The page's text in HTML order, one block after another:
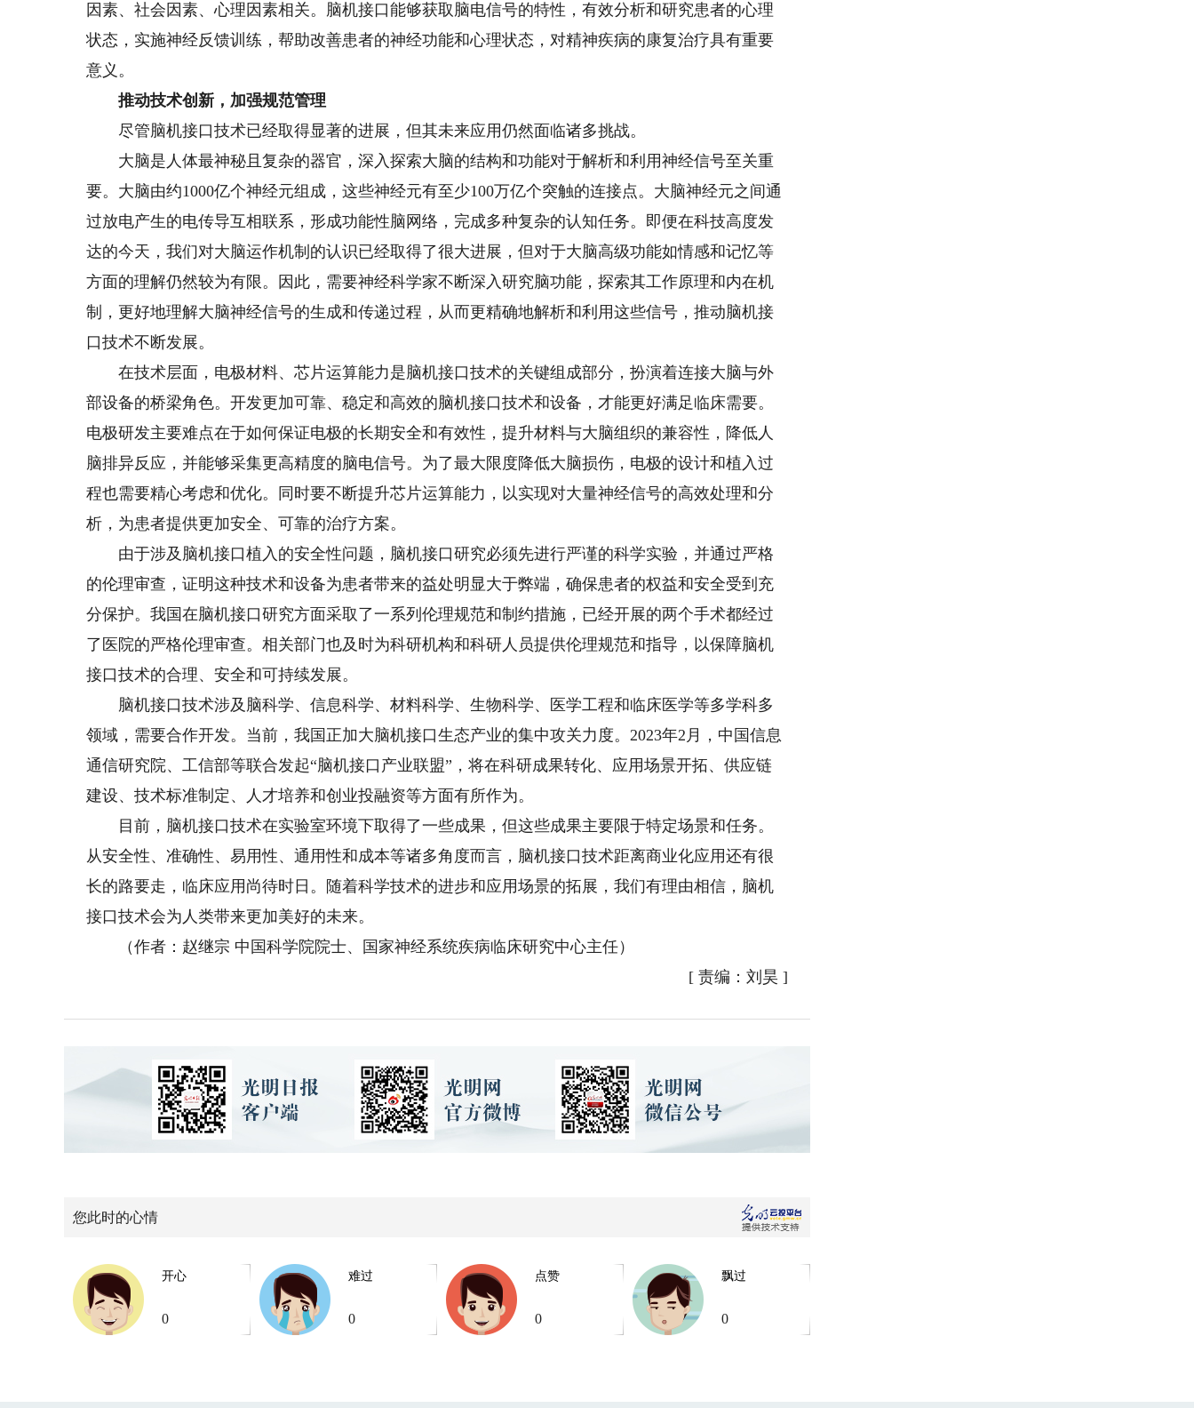
因素、社会因素、心理因素相关。脑机接口能够获取脑电信号的特性，有效分析和研究患者的心理
状态，实施神经反馈训练，帮助改善患者的神经功能和心理状态，对精神疾病的康复治疗具有重要
意义。
推动技术创新，加强规范管理
尽管脑机接口技术已经取得显著的进展，但其未来应用仍然面临诸多挑战。
大脑是人体最神秘且复杂的器官，深入探索大脑的结构和功能对于解析和利用神经信号至关重
要。大脑由约1000亿个神经元组成，这些神经元有至少100万亿个突触的连接点。大脑神经元之间通
过放电产生的电传导互相联系，形成功能性脑网络，完成多种复杂的认知任务。即便在科技高度发
达的今天，我们对大脑运作机制的认识已经取得了很大进展，但对于大脑高级功能如情感和记忆等
方面的理解仍然较为有限。因此，需要神经科学家不断深入研究脑功能，探索其工作原理和内在机
制，更好地理解大脑神经信号的生成和传递过程，从而更精确地解析和利用这些信号，推动脑机接
口技术不断发展。
在技术层面，电极材料、芯片运算能力是脑机接口技术的关键组成部分，扮演着连接大脑与外
部设备的桥梁角色。开发更加可靠、稳定和高效的脑机接口技术和设备，才能更好满足临床需要。
电极研发主要难点在于如何保证电极的长期安全和有效性，提升材料与大脑组织的兼容性，降低人
脑排异反应，并能够采集更高精度的脑电信号。为了最大限度降低大脑损伤，电极的设计和植入过
程也需要精心考虑和优化。同时要不断提升芯片运算能力，以实现对大量神经信号的高效处理和分
析，为患者提供更加安全、可靠的治疗方案。
由于涉及脑机接口植入的安全性问题，脑机接口研究必须先进行严谨的科学实验，并通过严格
的伦理审查，证明这种技术和设备为患者带来的益处明显大于弊端，确保患者的权益和安全受到充
分保护。我国在脑机接口研究方面采取了一系列伦理规范和制约措施，已经开展的两个手术都经过
了医院的严格伦理审查。相关部门也及时为科研机构和科研人员提供伦理规范和指导，以保障脑机
接口技术的合理、安全和可持续发展。
脑机接口技术涉及脑科学、信息科学、材料科学、生物科学、医学工程和临床医学等多学科多
领域，需要合作开发。当前，我国正加大脑机接口生态产业的集中攻关力度。2023年2月，中国信息
通信研究院、工信部等联合发起“脑机接口产业联盟”，将在科研成果转化、应用场景开拓、供应链
建设、技术标准制定、人才培养和创业投融资等方面有所作为。
目前，脑机接口技术在实验室环境下取得了一些成果，但这些成果主要限于特定场景和任务。
从安全性、准确性、易用性、通用性和成本等诸多角度而言，脑机接口技术距离商业化应用还有很
长的路要走，临床应用尚待时日。随着科学技术的进步和应用场景的拓展，我们有理由相信，脑机
接口技术会为人类带来更加美好的未来。
（作者：赵继宗 中国科学院院士、国家神经系统疾病临床研究中心主任）
[ 责编：刘昊 ]
您此时的心情
开心
0
难过
0
点赞
0
飘过
0